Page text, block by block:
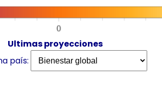
Ultimas proyecciones
país: